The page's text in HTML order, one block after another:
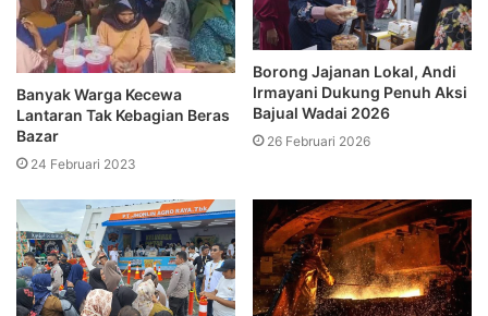
Banyak Warga Kecewa
Lantaran Tak Kebagian Beras
Bazar
24 Februari 2023
Borong Jajanan Lokal, Andi
Irmayani Dukung Penuh Aksi
Bajual Wadai 2026
26 Februari 2026